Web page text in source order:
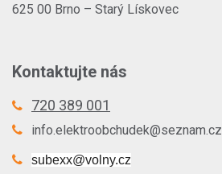
625 00 Brno – Starý Lískovec
Kontaktujte nás
720 389 001
info.elektroobchudek@seznam.cz
subexx@volny.cz